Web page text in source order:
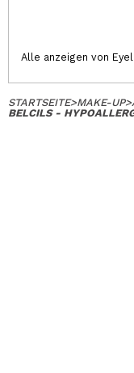
Alle anzeigen von
STARTSEITE>MAKE-UP>
BELCILS -